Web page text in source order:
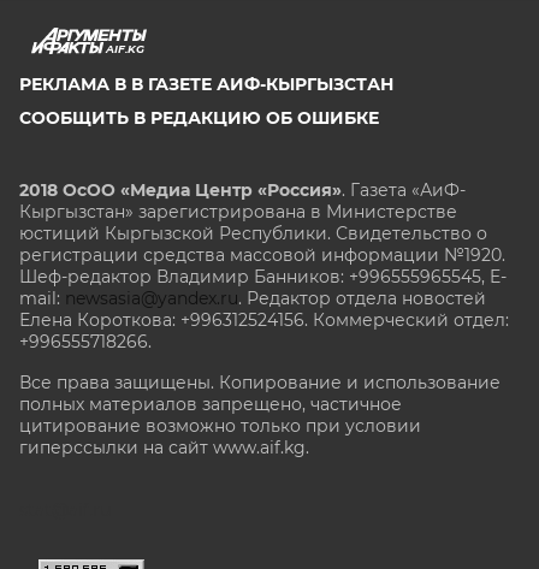
AIF.KG
РЕКЛАМА В В ГАЗЕТЕ АИФ-КЫРГЫЗСТАН
СООБЩИТЬ В РЕДАКЦИЮ ОБ ОШИБКЕ
2018 ОсОО «Медиа Центр «Россия». Газета «АиФ-
Кыргызстан» зарегистрирована в Министерстве
юстиций Кыргызской Республики. Свидетельство о
регистрации средства массовой информации №1920.
Шеф-редактор Владимир Банников: +996555965545, E-
mail: newsasia@yandex.ru. Редактор отдела новостей
Елена Короткова: +996312524156. Коммерческий отдел:
+996555718266.
Все права защищены. Копирование и использование
полных материалов запрещено, частичное
цитирование возможно только при условии
гиперссылки на сайт www.aif.kg.